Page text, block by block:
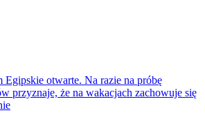
Egipskie otwarte. Na razie na próbę
przyznaje, że na wakacjach zachowuje się